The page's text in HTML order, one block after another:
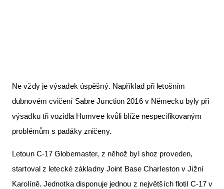
Ne vždy je výsadek úspěšný. Například při letošním
dubnovém cvičení Sabre Junction 2016 v Německu byly při
výsadku tři vozidla Humvee kvůli blíže nespecifikovaným
problémům s padáky zničeny.
Letoun C-17 Globemaster, z něhož byl shoz proveden,
startoval z letecké základny Joint Base Charleston v Jižní
Karolíně. Jednotka disponuje jednou z největších flotil C-17 v